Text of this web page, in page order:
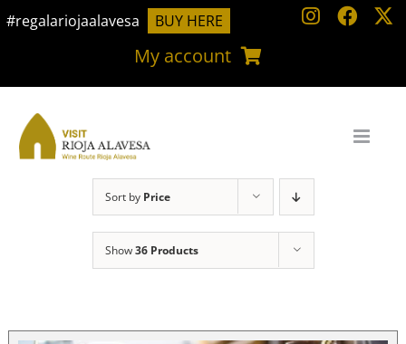
Skip
#regalariojaalavesa BUY HERE
My account
Sort by Price
Show36 Products